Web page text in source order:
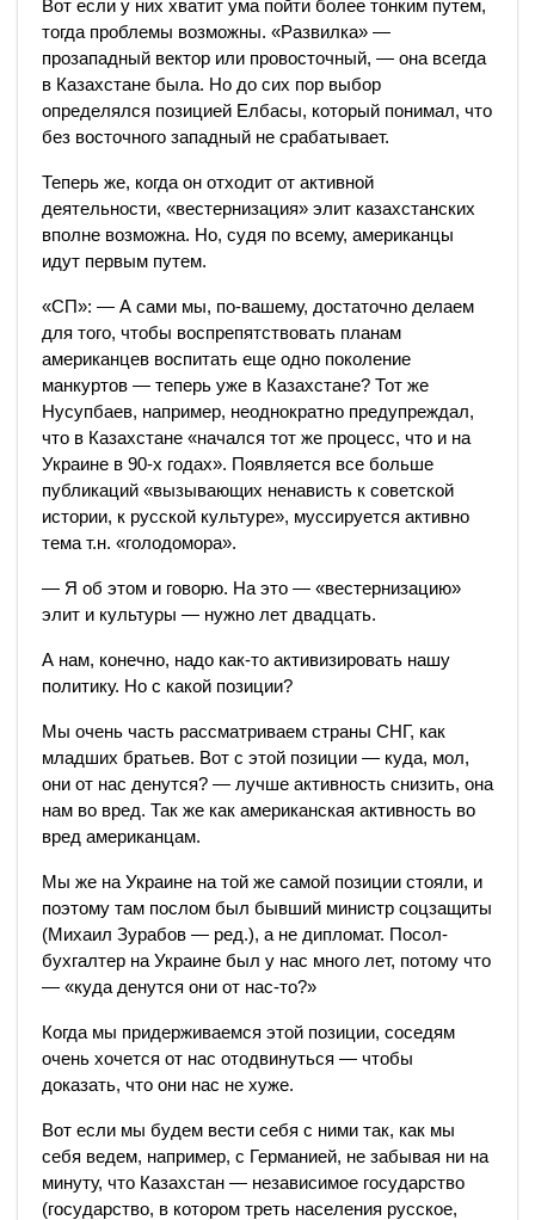
Вот если у них хватит ума пойти более тонким путем,
тогда проблемы возможны. «Развилка» —
прозападный вектор или провосточный, — она всегда
в Казахстане была. Но до сих пор выбор
определялся позицией Елбасы, который понимал, что
без восточного западный не срабатывает.
Теперь же, когда он отходит от активной
деятельности, «вестернизация» элит казахстанских
вполне возможна. Но, судя по всему, американцы
идут первым путем.
«СП»: — А сами мы, по-вашему, достаточно делаем
для того, чтобы воспрепятствовать планам
американцев воспитать еще одно поколение
манкуртов — теперь уже в Казахстане? Тот же
Нусупбаев, например, неоднократно предупреждал,
что в Казахстане «начался тот же процесс, что и на
Украине в 90-х годах». Появляется все больше
публикаций «вызывающих ненависть к советской
истории, к русской культуре», муссируется активно
тема т.н. «голодомора».
— Я об этом и говорю. На это — «вестернизацию»
элит и культуры — нужно лет двадцать.
А нам, конечно, надо как-то активизировать нашу
политику. Но с какой позиции?
Мы очень часть рассматриваем страны СНГ, как
младших братьев. Вот с этой позиции — куда, мол,
они от нас денутся? — лучше активность снизить, она
нам во вред. Так же как американская активность во
вред американцам.
Мы же на Украине на той же самой позиции стояли, и
поэтому там послом был бывший министр соцзащиты
(Михаил Зурабов — ред.), а не дипломат. Посол-
бухгалтер на Украине был у нас много лет, потому что
— «куда денутся они от нас-то?»
Когда мы придерживаемся этой позиции, соседям
очень хочется от нас отодвинуться — чтобы
доказать, что они нас не хуже.
Вот если мы будем вести себя с ними так, как мы
себя ведем, например, с Германией, не забывая ни на
минуту, что Казахстан — независимое государство
(государство, в котором треть населения русское,